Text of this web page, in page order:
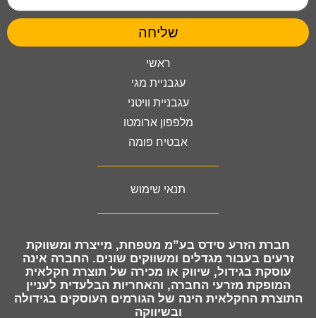
שליחה
ראשי
עגבניית מגי
עגבניית וויטני
מלפפון ארומטו
אבטיח פומה
תנאי שימוש
חברת הזרע סידס בע”מ מטפחת, מייצרת ומשווקת
זרעיםבעבור מגדלים ומשווקים שונים. החברה אינה
עוסקת בגידול, שיווק או מכירה של תוצרת חקלאית
המופקת מזרעי החברה, והאחריות הבלעדית לעניין
התוצרת החקלאית הינה של הגורמים העוסקים בגידולה
ובשיווקה